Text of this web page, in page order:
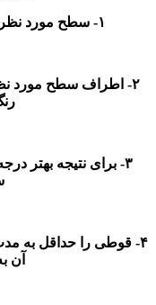
۱- سطح مورد نظر را از گرد و غبار و چربی پاک کنید.
۲- اطراف سطح مورد
۴- قوطی را حداقل به
آن